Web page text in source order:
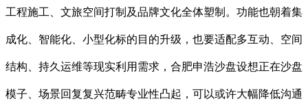
工程施工、文旅空间打制及品牌文化全体塑制。功能也朝着集
成化、智能化、小型化标的目的升级，也要适配多互动、空间
结构、持久运维等现实利用需求，合肥申浩沙盘设想正在沙盘
模子、场景回复复兴范畴专业性凸起，可以或许大幅降低沟通